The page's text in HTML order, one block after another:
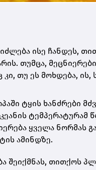
ისე ჩანდეს,
თუმცა,
კი, თუ ეს მოხდება,
ტყის ხანძრები
ტემპერატურამ
ყველა ნორმას
ამინდზე.
შეიქმნას, თითქოს